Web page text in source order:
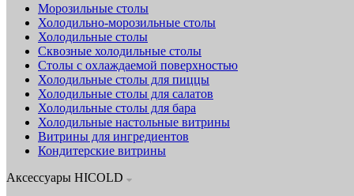
Морозильные столы
Холодильно-морозильные столы
Холодильные столы
Сквозные холодильные столы
Столы с охлаждаемой поверхностью
Холодильные столы для пиццы
Холодильные столы для салатов
Холодильные столы для бара
Холодильные настольные витрины
Витрины для ингредиентов
Кондитерские витрины
Аксессуары HICOLD